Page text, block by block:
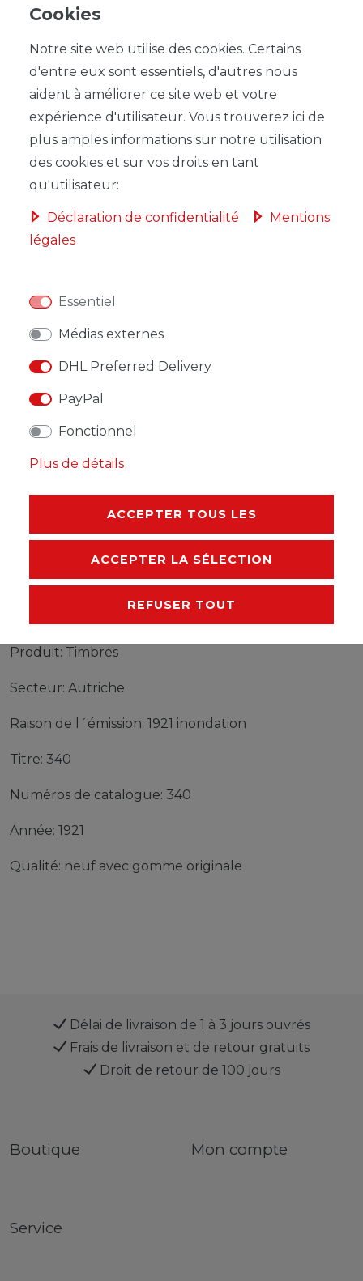
Contenu1
DANS LE PANIER
* avec TVA horsFrais de livraison
AUTRES DÉTAILS
RESPONSABLE DE L'UE
FABRICANT
Timbres Autriche 340 neuf avec gomme originale
1921 inondation
Produit: Timbres
Secteur: Autriche
Raison de l´émission: 1921 inondation
Titre: 340
Numéros de catalogue: 340
Année: 1921
Qualité: neuf avec gomme originale
Délai de livraison de 1 à 3 jours ouvrés
Frais de livraison et de retour gratuits
Droit de retour de 100 jours
Boutique Mon compte
Service
Cookies
Notre site web utilise des cookies. Certains
d'entre eux sont essentiels, d'autres nous
aident à améliorer ce site web et votre
expérience d'utilisateur. Vous trouverez ici de
plus amples informations sur notre utilisation
des cookies et sur vos droits en tant
qu'utilisateur:
Déclaration de confidentialité
Mentions
légales
Essentiel
Médias externes
DHL Preferred Delivery
PayPal
Fonctionnel
Plus de détails
ACCEPTER TOUS LES
ACCEPTER LA SÉLECTION
REFUSER TOUT